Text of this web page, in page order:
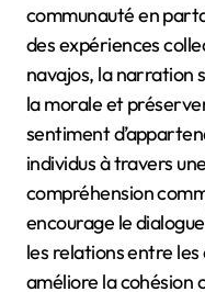
communauté en
des expériences
navajos, la narration
la morale et
sentiment
individus à travers
compréhension
encourage le
les relations entre les
améliore la cohésion